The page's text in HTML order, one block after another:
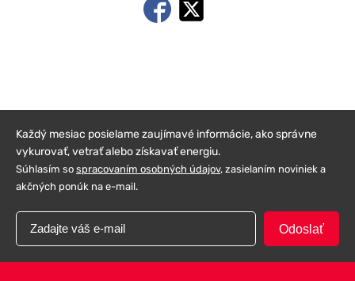
Každý mesiac posielame zaujímavé informácie, ako správne
vykurovať, vetrať alebo získavať energiu.
Súhlasím so spracovaním osobných údajov, zasielaním noviniek a
akčných ponúk na e-mail.
Odoslať